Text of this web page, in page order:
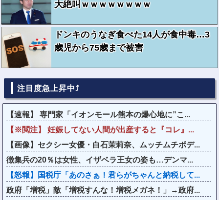
大絶叫ｗｗｗｗｗｗｗｗ
ドンキのうなぎ食べた14人が食中毒…3
歳児から75歳まで被害
注目度急上昇中⤴
【速報】 専門家「イオンモール熊本の爆心地に”こ...
【※閲注】 妊娠してない人間が出産すると『コレ』...
【画像】セクシー女優・白石茉莉奈、ムッチムチボデ...
徴集兵の20％は女性、イザベラ王女の姿も…デンマ...
【怒報】国税庁「あのさぁ！君らがちゃんと納税して...
政府「増税」敵「増税すんな！増税メガネ！」→政府...